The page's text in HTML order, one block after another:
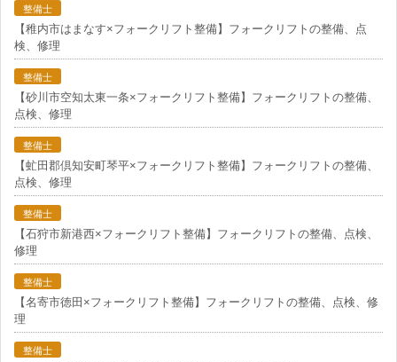
【稚内市はまなす×フォークリフト整備】フォークリフトの整備、点
検、修理
整備士
【砂川市空知太東一条×フォークリフト整備】フォークリフトの整備、
点検、修理
整備士
【虻田郡倶知安町琴平×フォークリフト整備】フォークリフトの整備、
点検、修理
整備士
【石狩市新港西×フォークリフト整備】フォークリフトの整備、点検、
修理
整備士
【名寄市徳田×フォークリフト整備】フォークリフトの整備、点検、修
理
整備士
整備士